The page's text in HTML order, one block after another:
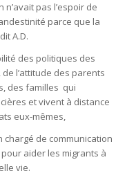
pas l’espoir de
parce que la
A.D.
des politiques des
l’attitude des parents
des familles qui
et vivent à distance
eux-mêmes,
chargé de communication
aider les migrants à
vie.